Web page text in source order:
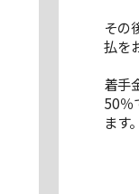
その
払を
着手
50％
ます。